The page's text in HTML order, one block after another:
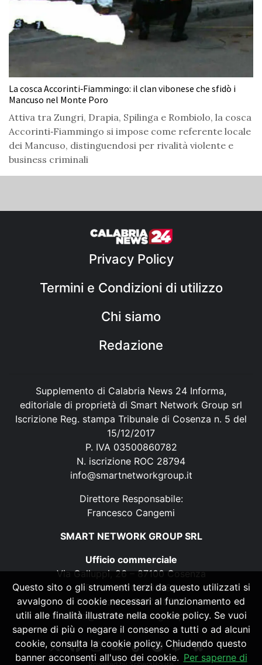
La cosca Accorinti‑Fiammingo: il clan vibonese che sfidò i
Mancuso nel Monte Poro
Attiva tra Zungri, Drapia, Spilinga e Rombiolo, la cosca
Accorinti‑Fiammingo si impose come referente locale
dei Mancuso, distinguendosi per rivalità violente e
business criminali
Privacy Policy
Termini e Condizioni di utilizzo
Chi siamo
Redazione
Supplemento di Calabria News 24 Informa,
editoriale di proprietà di Smart Network Group srl
Iscrizione Reg. stampa Tribunale di Cosenza n. 5 del
15/12/2017
P. IVA 03500860782
N. iscrizione ROC 28794
info@smartnetworkgroup.it
Direttore Responsabile:
Francesco Cangemi
SMART NETWORK GROUP SRL
Ufficio commerciale
Via Galluppi, 26 – 87100 Cosenza
P. IVA 03500860782
N. iscrizione ROC 28794
info@smartnetworkgroup.it
Questo sito o gli strumenti terzi da questo utilizzati si
avvalgono di cookie necessari al funzionamento ed
utili alle finalità illustrate nella cookie policy. Se vuoi
saperne di più o negare il consenso a tutti o ad alcuni
cookie, consulta la cookie policy. Chiudendo questo
banner acconsenti all'uso dei cookie. Per saperne di